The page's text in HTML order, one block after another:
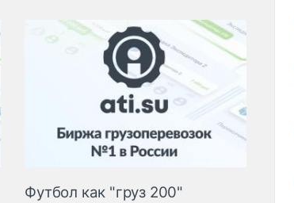
Футбол как "груз 200"